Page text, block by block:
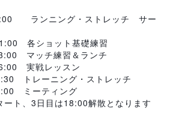
ンニング・ストレッチ　サー
ショット基礎練習
マッチ練習＆ランチ
実戦レッスン
レーニング・ストレッチ
ミーティング
ト、3日目は18:00解散となります